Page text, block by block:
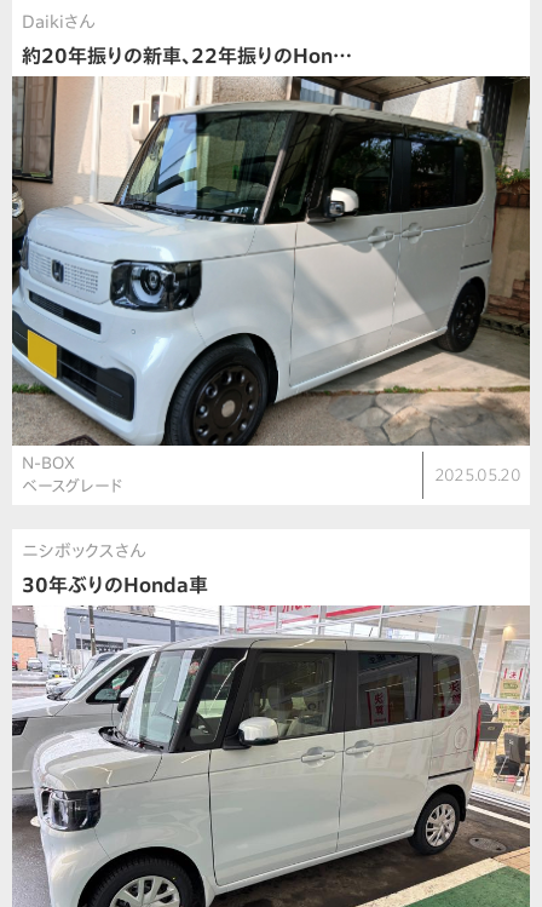
Daikiさん
約20年振りの新車、22年振りのHon…
N-BOX
ベースグレード
2025.05.20
ニシボックスさん
30年ぶりのHonda車